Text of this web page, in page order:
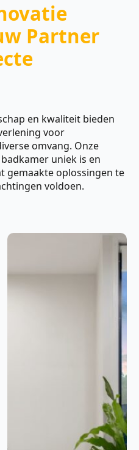
Partner
en kwaliteit bieden
voor
omvang. Onze
uniek is en
gemaakte oplossingen te
voldoen.